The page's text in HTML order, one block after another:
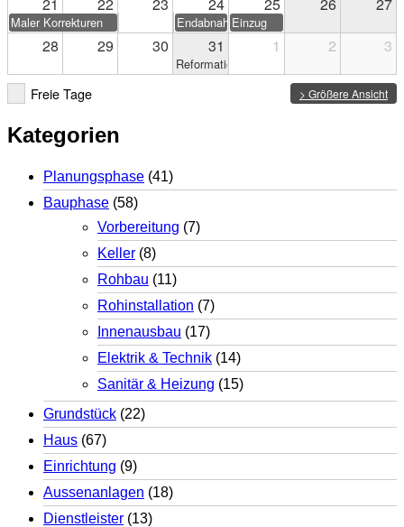
Maler Korrekturen EndabnahmeEinzug
28 29 30 31 1 2 3
Reformationstag
> Größere Ansicht
Freie Tage
Kategorien
Planungsphase (41)
Bauphase (58)
Vorbereitung (7)
Keller (8)
Rohbau (11)
Rohinstallation (7)
Innenausbau (17)
Elektrik & Technik (14)
Sanitär & Heizung (15)
Grundstück (22)
Haus (67)
Einrichtung (9)
Aussenanlagen (18)
Dienstleister (13)